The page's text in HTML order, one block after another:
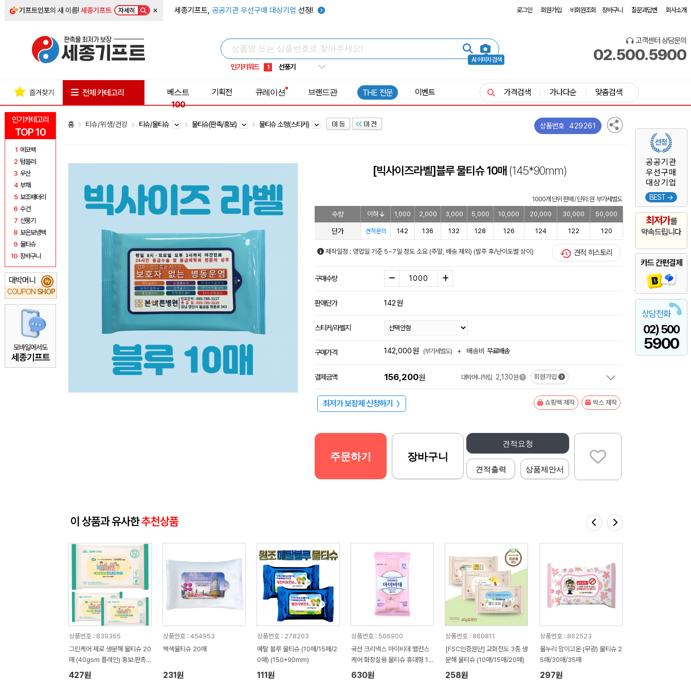
기프트인포의 새 이름!세종기프트 자세히 × 세종기프트, 공공기관 우선구매 대상기업 선정! 로그인 회원가입 비회원조회 장바구니 질문과답변 회사소개
AI 이미지 검색
인기키워드
7 텀블러
10 타포린가방
1 선풍기
고객센터 상담문의
02.500.5900
인기카테고리
TOP 10
1 에코백
2 텀블러
3 우산
4 부채
5 보조배터리
6 수건
7 선풍기
8 보온보냉백
9 물티슈
10 장바구니
대박머니
COUPON SHOP
₩
모바일에서도
세종기프트
공공기관
우선구매
대상기업
BEST →
최저가를
약속드립니다
카드 간편결제
상담전화
02) 500
5900
즐겨찾기 전체 카테고리
베스트
100
기획전 큐레이션 브랜드관 THE 전문 이벤트 가격검색 가나다순 맞춤검색
홈 티슈/위생/건강 티슈/물티슈 물티슈(판촉/홍보) 물티슈 소형(스티커) 상품번호 429261
[빅사이즈라벨]블루 물티슈 10매(145*90mm)
1000개 단위 판매 / 단위: 원 부가세별도
수량 이하 1,000 2,000 3,000 5,000 10,000 20,000 30,000 50,000
단가 견적문의 142 136 132 128 126 124 122 120
제작일정 : 영업일 기준 5~7일 정도 소요 (주말, 배송 제외) (발주 후/난이도별 상이) 견적 히스토리
구매수량
판매단가 142원
스티커/라벨지
구매가격 142,000원 (부가세별도) + 배송비 무료배송
결제금액 156,200원 대박머니적립 2,130원 회원가입
최저가 보장제 신청하기 〉 쇼핑백 제작 박스 제작
견적요청
견적출력 상품제안서
주문하기 장바구니
이 상품과 유사한추천상품
상품번호 : 839365
그린케어 제로 생분해 물티슈 20
매 (40gsm 플레인) 홍보.판촉
용 물티슈
427원
상품번호 : 454953
백색물티슈 20매
231원
상품번호 : 278203
메탈 블루 물티슈 (10매/15매/2
0매) (150*90mm)
111원
상품번호 : 506900
국산 크리넥스 마이비데 밸런스
케어 화장실용 물티슈 휴대형 10
매
630원
상품번호 : 860811
[FSC인증원단] 교회전도 3종 생
분해 물티슈 (10매/15매/20매)
258원
상품번호 : 862523
물누리 맘이고운 (무광) 물티슈 2
5매/30매/35매
297원